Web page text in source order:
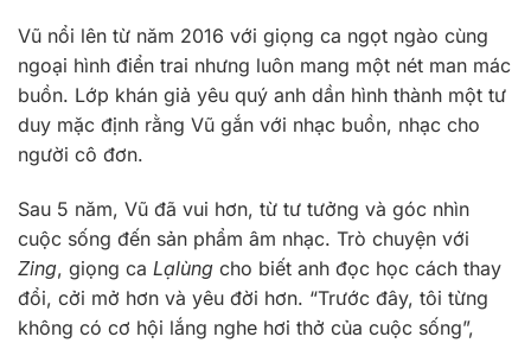
Vũ nổi lên từ năm 2016 với giọng ca ngọt ngào cùng
ngoại hình điển trai nhưng luôn mang một nét man mác
buồn. Lớp khán giả yêu quý anh dần hình thành một tư
duy mặc định rằng Vũ gắn với nhạc buồn, nhạc cho
người cô đơn.
Sau 5 năm, Vũ đã vui hơn, từ tư tưởng và góc nhìn
cuộc sống đến sản phẩm âm nhạc. Trò chuyện với
Zing, giọng ca Lạlùng cho biết anh đọc học cách thay
đổi, cởi mở hơn và yêu đời hơn. “Trước đây, tôi từng
không có cơ hội lắng nghe hơi thở của cuộc sống”,